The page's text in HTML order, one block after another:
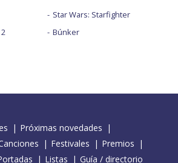
Star Wars: Starfighter
Búnker
Próximas novedades
Festivales
Premios
Listas Guía / directorio